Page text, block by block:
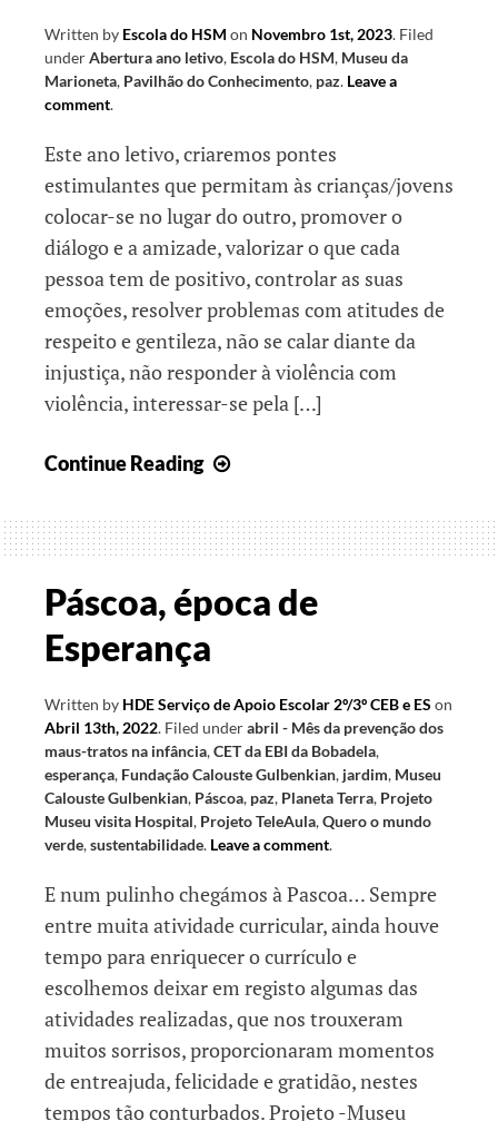
Written by Escola do HSM on Novembro 1st, 2023. Filed
underAbertura ano letivo, Escola do HSM, Museu da
Marioneta, Pavilhão do Conhecimento, paz. Leave a
comment.
Este ano letivo, criaremos pontes
estimulantes que permitam às crianças/jovens
colocar-se no lugar do outro, promover o
diálogo e a amizade, valorizar o que cada
pessoa tem de positivo, controlar as suas
emoções, resolver problemas com atitudes de
respeito e gentileza, não se calar diante da
injustiça, não responder à violência com
violência, interessar-se pela […]
Continue Reading
também
se
Páscoa, época de
Esperança
Written by HDE Serviço de Apoio Escolar 2º/3º CEB e ES on
Abril 13th, 2022. Filed underabril - Mês da prevenção dos
maus-tratos na infância,CET da EBI da Bobadela,
esperança, Fundação Calouste Gulbenkian, jardim, Museu
Calouste Gulbenkian, Páscoa, paz, Planeta Terra, Projeto
Museu visita Hospital, Projeto TeleAula,Quero o mundo
verde,sustentabilidade. Leave a comment.
E num pulinho chegámos à Pascoa… Sempre
entre muita atividade curricular, ainda houve
tempo para enriquecer o currículo e
escolhemos deixar em registo algumas das
atividades realizadas, que nos trouxeram
muitos sorrisos, proporcionaram momentos
de entreajuda, felicidade e gratidão, nestes
tempos tão conturbados. Projeto -Museu